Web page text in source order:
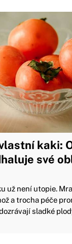
kaki:
své
už není utopie.
a trocha péče
sladké